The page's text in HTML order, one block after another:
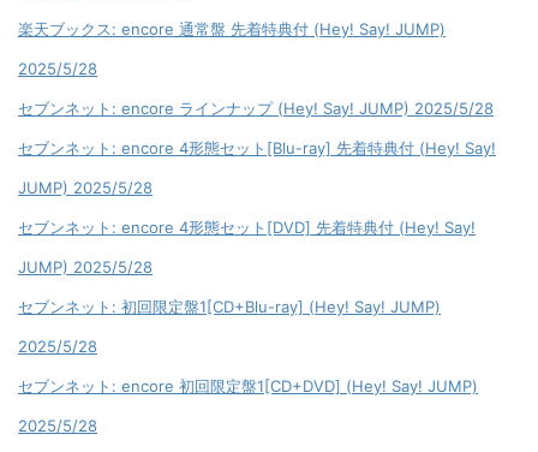
楽天ブックス: encore 通常盤 先着特典付 (Hey! Say! JUMP)
2025/5/28
セブンネット: encore ラインナップ (Hey! Say! JUMP) 2025/5/28
セブンネット: encore 4形態セット[Blu-ray] 先着特典付 (Hey! Say!
JUMP) 2025/5/28
セブンネット: encore 4形態セット[DVD] 先着特典付 (Hey! Say!
JUMP) 2025/5/28
セブンネット: 初回限定盤1[CD+Blu-ray] (Hey! Say! JUMP)
2025/5/28
セブンネット: encore 初回限定盤1[CD+DVD] (Hey! Say! JUMP)
2025/5/28